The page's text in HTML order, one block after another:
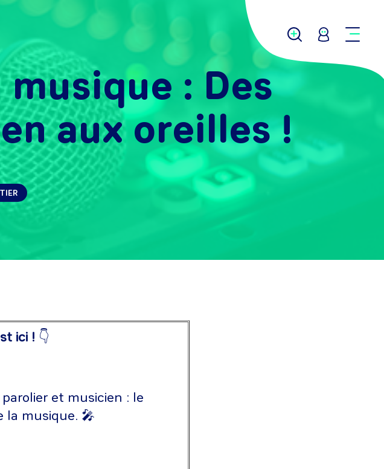
: Des
aux oreilles !
ici ! 👇
et musicien : le
la musique. 🎤